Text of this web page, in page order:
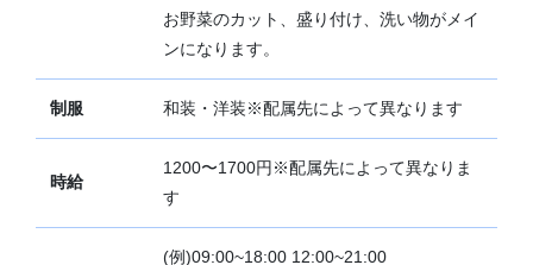
お野菜のカット、盛り付け、洗い物がメイ
ンになります。
制服 和装・洋装※配属先によって異なります
時給
1200〜1700円※配属先によって異なりま
す
(例)09:00~18:00 12:00~21:00